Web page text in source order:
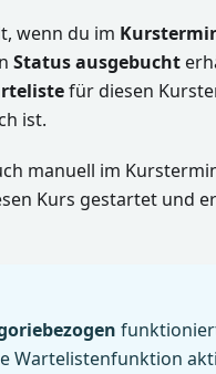
wenn du im
Status ausgebucht
für diesen
ist.
manuell im
Kurs gestartet und
Wartelistenfunktion